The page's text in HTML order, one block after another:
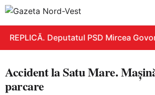
REPLICĂ. Deputatul PSD Mircea
Accident la Satu Mare.
parcare